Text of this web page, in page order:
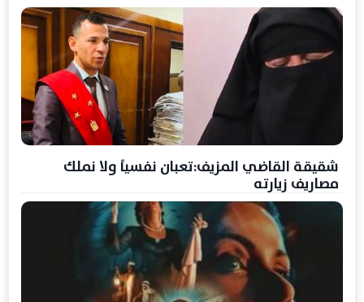
شقيقة القاضي المزيف:تعبان نفسياً ولا نملك
مصاريف زيارته